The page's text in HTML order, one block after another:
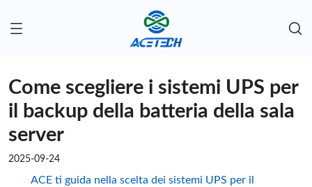
Come scegliere i sistemi UPS per
il backup della batteria della sala
server
2025-09-24
ACE ti guida nella scelta dei sistemi UPS per il